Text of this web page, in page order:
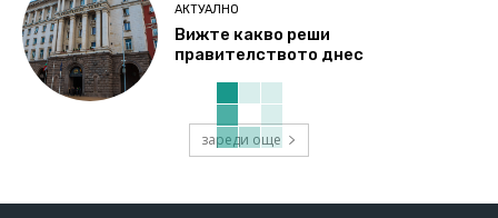
АКТУАЛНО
Вижте какво реши
правителството днес
зареди още